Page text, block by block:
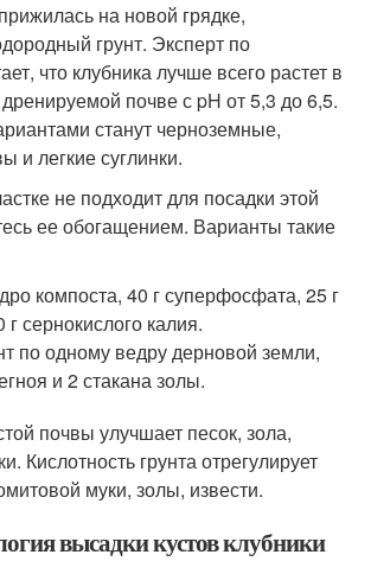
на новой грядке,
грунт. Эксперт по
что клубника лучше всего растет в
почве с pH от 5,3 до 6,5.
станут черноземные,
и легкие суглинки.
не подходит для посадки этой
ее обогащением. Варианты такие
компоста, 40 г суперфосфата, 25 г
сернокислого калия.
по одному ведру дерновой земли,
и 2 стакана золы.
почвы улучшает песок, зола,
Кислотность грунта отрегулирует
муки, золы, извести.
высадки кустов клубники